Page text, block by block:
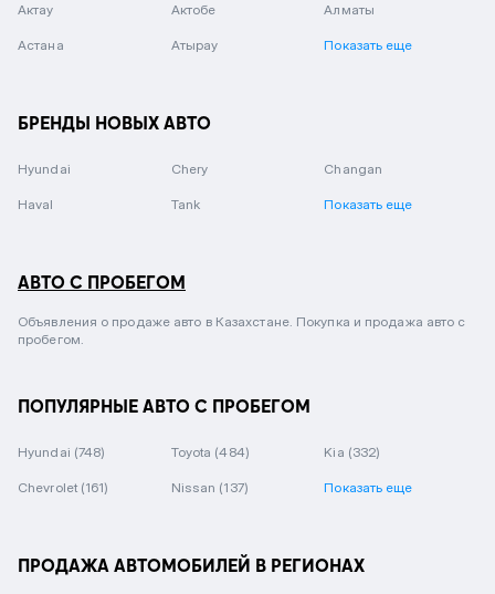
Актау Актобе Алматы
Астана Атырау Показать еще
БРЕНДЫ НОВЫХ АВТО
Hyundai Chery Changan
Haval Tank Показать еще
АВТО С ПРОБЕГОМ
Объявления о продаже авто в Казахстане. Покупка и продажа авто с
пробегом.
ПОПУЛЯРНЫЕ АВТО С ПРОБЕГОМ
Hyundai (748) Toyota (484) Kia (332)
Chevrolet (161) Nissan (137) Показать еще
ПРОДАЖА АВТОМОБИЛЕЙ В РЕГИОНАХ